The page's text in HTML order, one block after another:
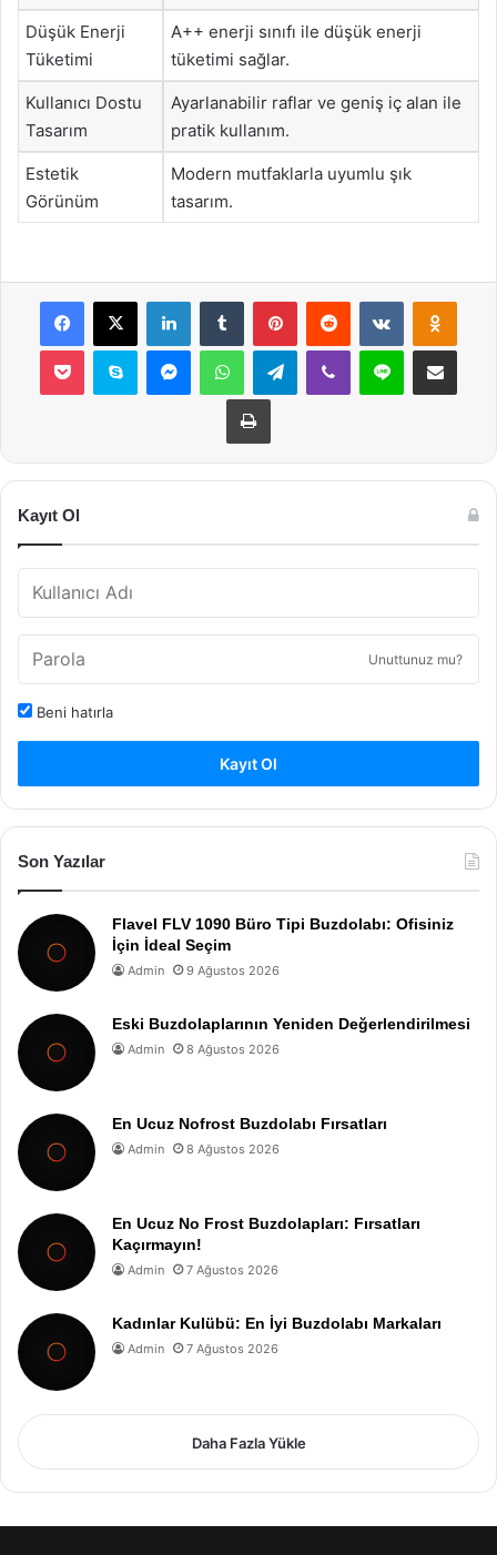
Düşük Enerji
Tüketimi
A++ enerji sınıfı ile düşük enerji
tüketimi sağlar.
Kullanıcı Dostu
Tasarım
Ayarlanabilir raflar ve geniş iç alan ile
pratik kullanım.
Estetik
Görünüm
Modern mutfaklarla uyumlu şık
tasarım.
Facebook
X LinkedInTumblr PinterestReddit VKontakte
Pocket Skype MessengerWhatsAppTelegramViber Line E-Posta ile
Yazdır
Kayıt Ol
Unuttunuz mu?
Beni hatırla
Kayıt Ol
Son Yazılar
Flavel FLV 1090 Büro Tipi Buzdolabı: Ofisiniz
İçin İdeal Seçim
Admin 9 Ağustos 2026
Eski Buzdolaplarının Yeniden Değerlendirilmesi
Admin 8 Ağustos 2026
En Ucuz Nofrost Buzdolabı Fırsatları
Admin 8 Ağustos 2026
En Ucuz No Frost Buzdolapları: Fırsatları
Kaçırmayın!
Admin 7 Ağustos 2026
Kadınlar Kulübü: En İyi Buzdolabı Markaları
Admin 7 Ağustos 2026
Daha Fazla Yükle